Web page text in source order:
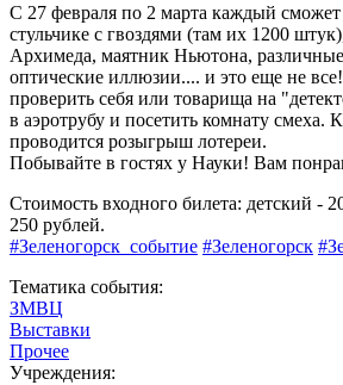
С 27 февраля по 2 марта каждый сможет
стульчике с гвоздями (там их 1200
Архимеда, маятник Ньютона,
оптические иллюзии.... и это еще не
проверить себя или товарища на
в аэротрубу и посетить комнату
проводится розыгрыш лотереи.
Побывайте в гостях у Науки! Вам
Стоимость входного билета: детский -
250 рублей.
#Зеленогорск_событие #Зеленогорск
Тематика события:
ЗМВЦ
Выставки
Прочее
Учреждения: